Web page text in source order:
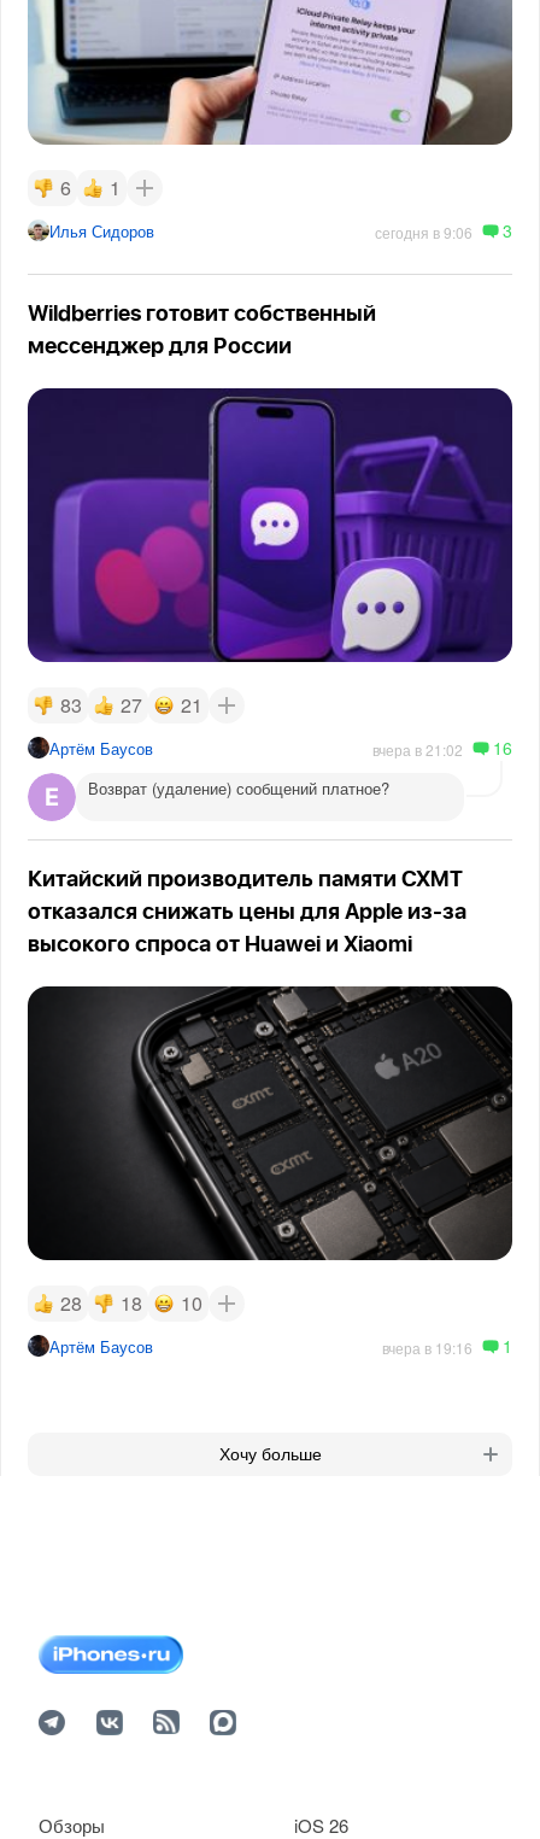
6 1
Илья Сидоров сегодня в 9:06 3
Wildberries готовит собственный
мессенджер для России
83 27 21
Артём Баусов вчера в 21:02 16
Возврат (удаление) сообщений платное?
Китайский производитель памяти CXMT
отказался снижать цены для Apple из-за
высокого спроса от Huawei и Xiaomi
28 18 10
Артём Баусов вчера в 19:16 1
Хочу больше
iOS 26
Обзоры